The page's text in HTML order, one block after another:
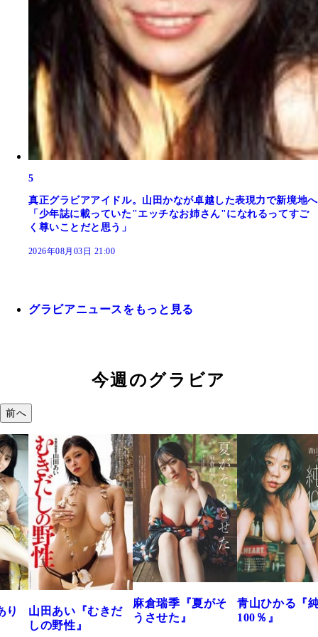
5
真正グラビアアイドル。山田かなが卓越した表現力で新境地へ
「少年誌に載っていた"エッチなお姉さん"になれるってすご
く尊いことだと思う」
2026年08月03日 21:00
グラビアニュースをもっと見る
今週のグラビア
前へ
あい『むきだ
野性』
麻倉瑞季『夏がそ
うさせた』
青山ひかる『純度
溝
つ
で